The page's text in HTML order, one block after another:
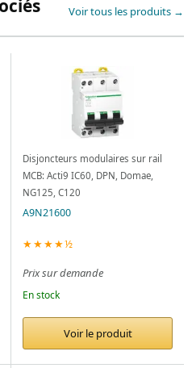
Voir tous les produits →
Disjoncteurs modulaires sur rail
MCB: Acti9 IC60, DPN, Domae,
NG125, C120
A9N21600
★★★★½
Prix sur demande
En stock
Voir le produit